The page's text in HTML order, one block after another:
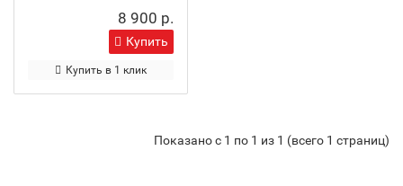
8 900 р.
Купить
Купить в 1 клик
Показано с 1 по 1 из 1 (всего 1 страниц)